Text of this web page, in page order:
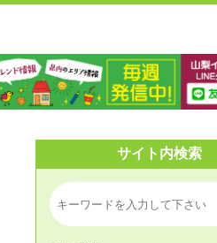
サイト内検索